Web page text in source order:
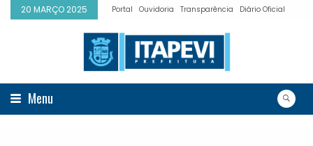
20 MARÇO 2025 Portal Ouvidoria Transparência Diário Oficial
Menu